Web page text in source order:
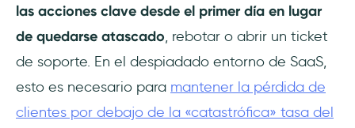
las acciones clave desde el primer día en lugar
de quedarse atascado, rebotar o abrir un ticket
de soporte. En el despiadado entorno de SaaS,
esto es necesario para mantener la pérdida de
clientes por debajo de la «catastrófica» tasa del